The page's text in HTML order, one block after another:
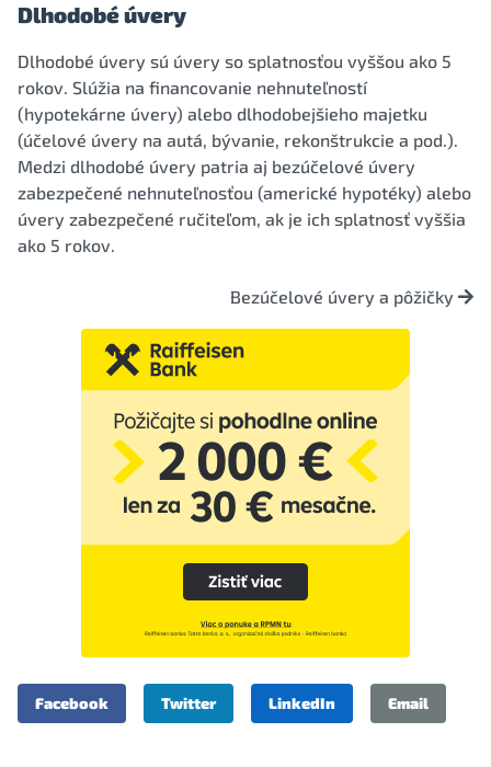
Dlhodobé úvery
Dlhodobé úvery sú úvery so splatnosťou vyššou ako 5
rokov. Slúžia na financovanie nehnuteľností
(hypotekárne úvery) alebo dlhodobejšieho majetku
(účelové úvery na autá, bývanie, rekonštrukcie a pod.).
Medzi dlhodobé úvery patria aj bezúčelové úvery
zabezpečené nehnuteľnosťou (americké hypotéky) alebo
úvery zabezpečené ručiteľom, ak je ich splatnosť vyššia
ako 5 rokov.
Bezúčelové úvery a pôžičky
Facebook Twitter LinkedIn Email